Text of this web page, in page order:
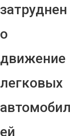
затруднен
о
движение
легковых
автомобил
ей